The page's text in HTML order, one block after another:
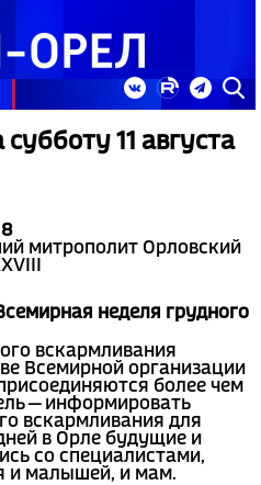
11 августа
митрополит Орловский
неделя грудного
вскармливания
Всемирной организации
более чем
— информировать
вскармливания для
в Орле будущие и
со специалистами,
и малышей, и мам.